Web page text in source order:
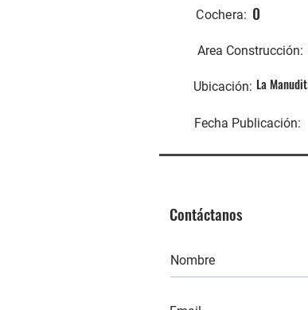
Cochera: 0
Area Construcción:
Ubicación: La
Fecha Publicación:
Contáctanos